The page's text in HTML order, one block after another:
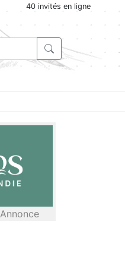
40 invités en ligne
Annonce